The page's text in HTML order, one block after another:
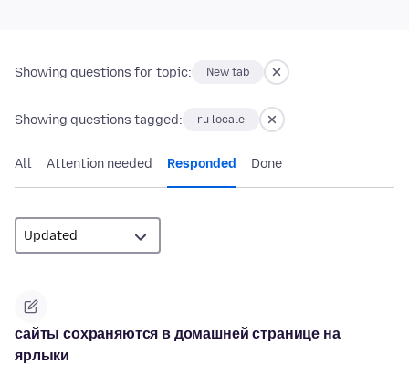
Showing questions for topic: New tab
Showing questions tagged: ru locale
All Attention needed Responded Done
сайты сохраняются в домашней странице на
ярлыки